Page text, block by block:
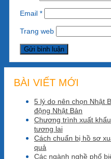
Email *
Trang web
BÀI VIẾT MỚI
5 lý do nên chọn Nhật
động Nhật Bản
Chương trình xuất
tương lai
Cách chuẩn bị hồ sơ
quả
Các ngành nghề phổ